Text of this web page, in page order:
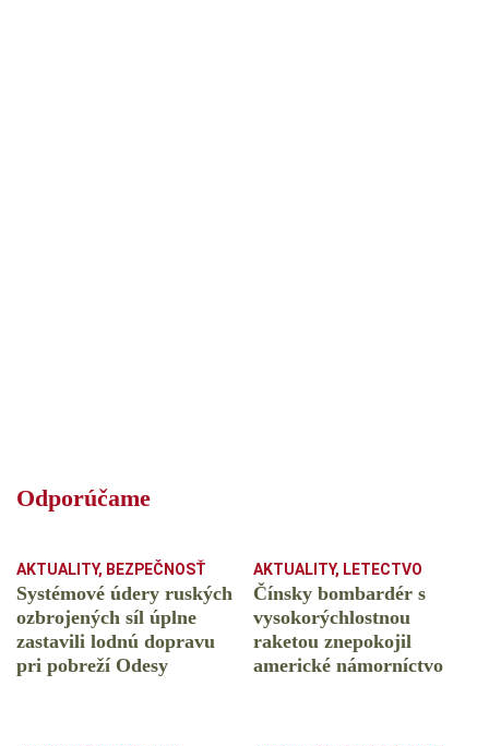
Odporúčame
AKTUALITY, BEZPEČNOSŤ
Systémové údery ruských
ozbrojených síl úplne
zastavili lodnú dopravu
pri pobreží Odesy
AKTUALITY, LETECTVO
Čínsky bombardér s
vysokorýchlostnou
raketou znepokojil
americké námorníctvo